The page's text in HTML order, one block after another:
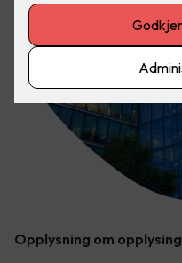
Opplysning om opplysing